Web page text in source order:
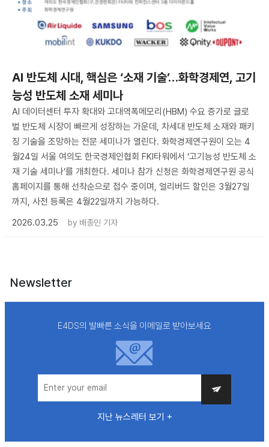
AI 반도체 시대, 핵심은 ‘소재 기술’…화학경제연, 고기
능성 반도체 소재 세미나
AI 데이터센터 투자 확대와 고대역폭메모리(HBM) 수요 증가로 글로
벌 반도체 시장이 빠르게 성장하는 가운데, 차세대 반도체 소재와 패키
징 기술을 조망하는 전문 세미나가 열린다. 화학경제연구원이 오는 4
월24일 서울 여의도 한국경제인협회 FKI타워에서 ‘고기능성 반도체 소
재 기술 세미나’를 개최한다. 세미나 참가 신청은 화학경제연구원 공식
홈페이지를 통해 선착순으로 접수 중이며, 얼리버드 할인은 3월27일
까지, 사전 등록은 4월22일까지 가능하다.
2026.03.25
by 배종인 기자
Newsletter
E4DS의 발빠른 소식을 이메일로 받아보세요
지난 뉴스레터 보기 +